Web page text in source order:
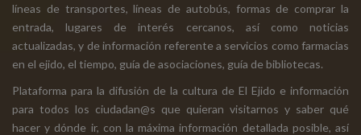
líneas de transportes, líneas de autobús, formas de comprar la
entrada, lugares de interés cercanos, así como noticias
actualizadas, y de información referente a servicios como farmacias
en el ejido, el tiempo, guía de asociaciones, guía de bibliotecas.
Plataforma para la difusión de la cultura de El Ejido e información
para todos los ciudadan@s que quieran visitarnos y saber qué
hacer y dónde ir, con la máxima información detallada posible, así